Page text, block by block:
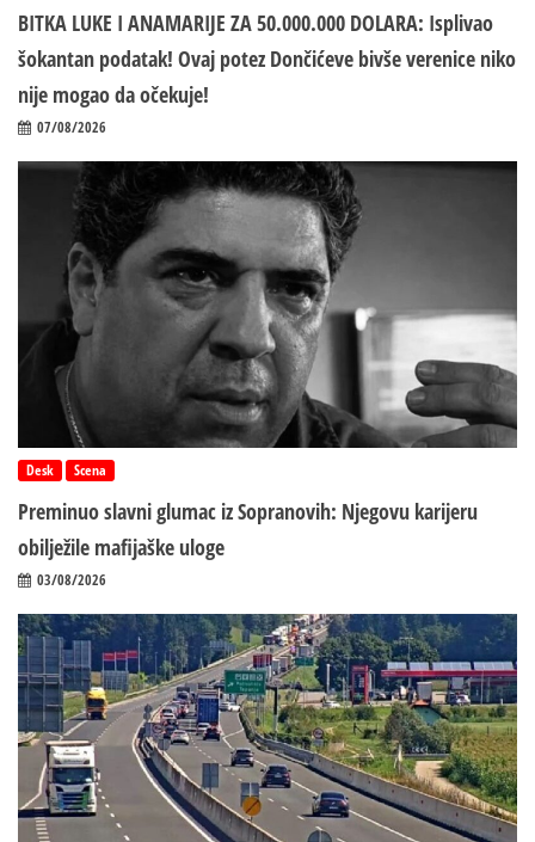
BITKA LUKE I ANAMARIJE ZA 50.000.000 DOLARA: Isplivao
šokantan podatak! Ovaj potez Dončićeve bivše verenice niko
nije mogao da očekuje!
07/08/2026
Desk Scena
Preminuo slavni glumac iz Sopranovih: Njegovu karijeru
obilježile mafijaške uloge
03/08/2026